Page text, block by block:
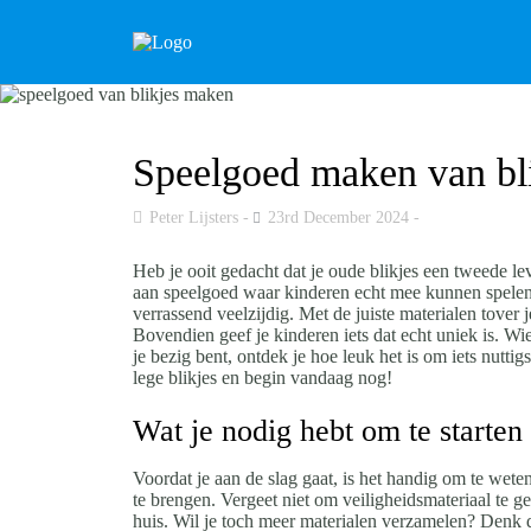
Speelgoed maken van
Peter Lijsters 23rd December 2024
Heb je ooit gedacht dat je oude blikjes een tweede
aan speelgoed waar kinderen echt mee kunnen
verrassend veelzijdig. Met de juiste materialen tover
Bovendien geef je kinderen iets dat echt uniek is.
je bezig bent, ontdek je hoe leuk het is om iets
lege blikjes en begin vandaag nog!
Wat je nodig hebt om te starten
Voordat je aan de slag gaat, is het handig om te
te brengen. Vergeet niet om veiligheidsmateriaal te
huis. Wil je toch meer materialen verzamelen?